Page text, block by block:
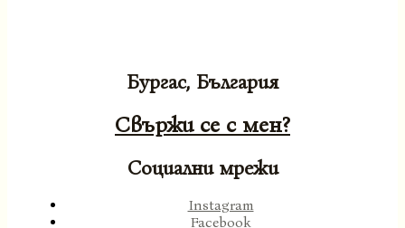
Бургас, България
Свържи се с мен?
Социални мрежи
Instagram
Facebook